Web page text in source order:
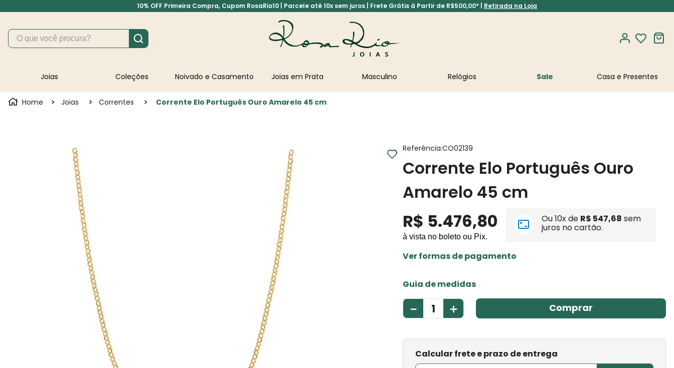
10% OFF Primeira Compra, Cupom RosaRio10 | Parcele até 10x sem juros | Frete Grátis à Partir de R$500,00* | Retirada na Loja
O que você procura?
Joias Coleções Noivado e Casamento Joias em Prata Masculino Relógios Sale
Joias Correntes Corrente Elo Português Ouro Amarelo 45 cm
Referência:CO02139
Corrente Elo Português Ouro
Amarelo 45 cm
R$ 5.476,80
à vista no boleto ou Pix.
Ou10x de R$ 547,68 sem
juros no cartão.
Ver formas de pagamento
Guia de medidas
＋
－ Comprar